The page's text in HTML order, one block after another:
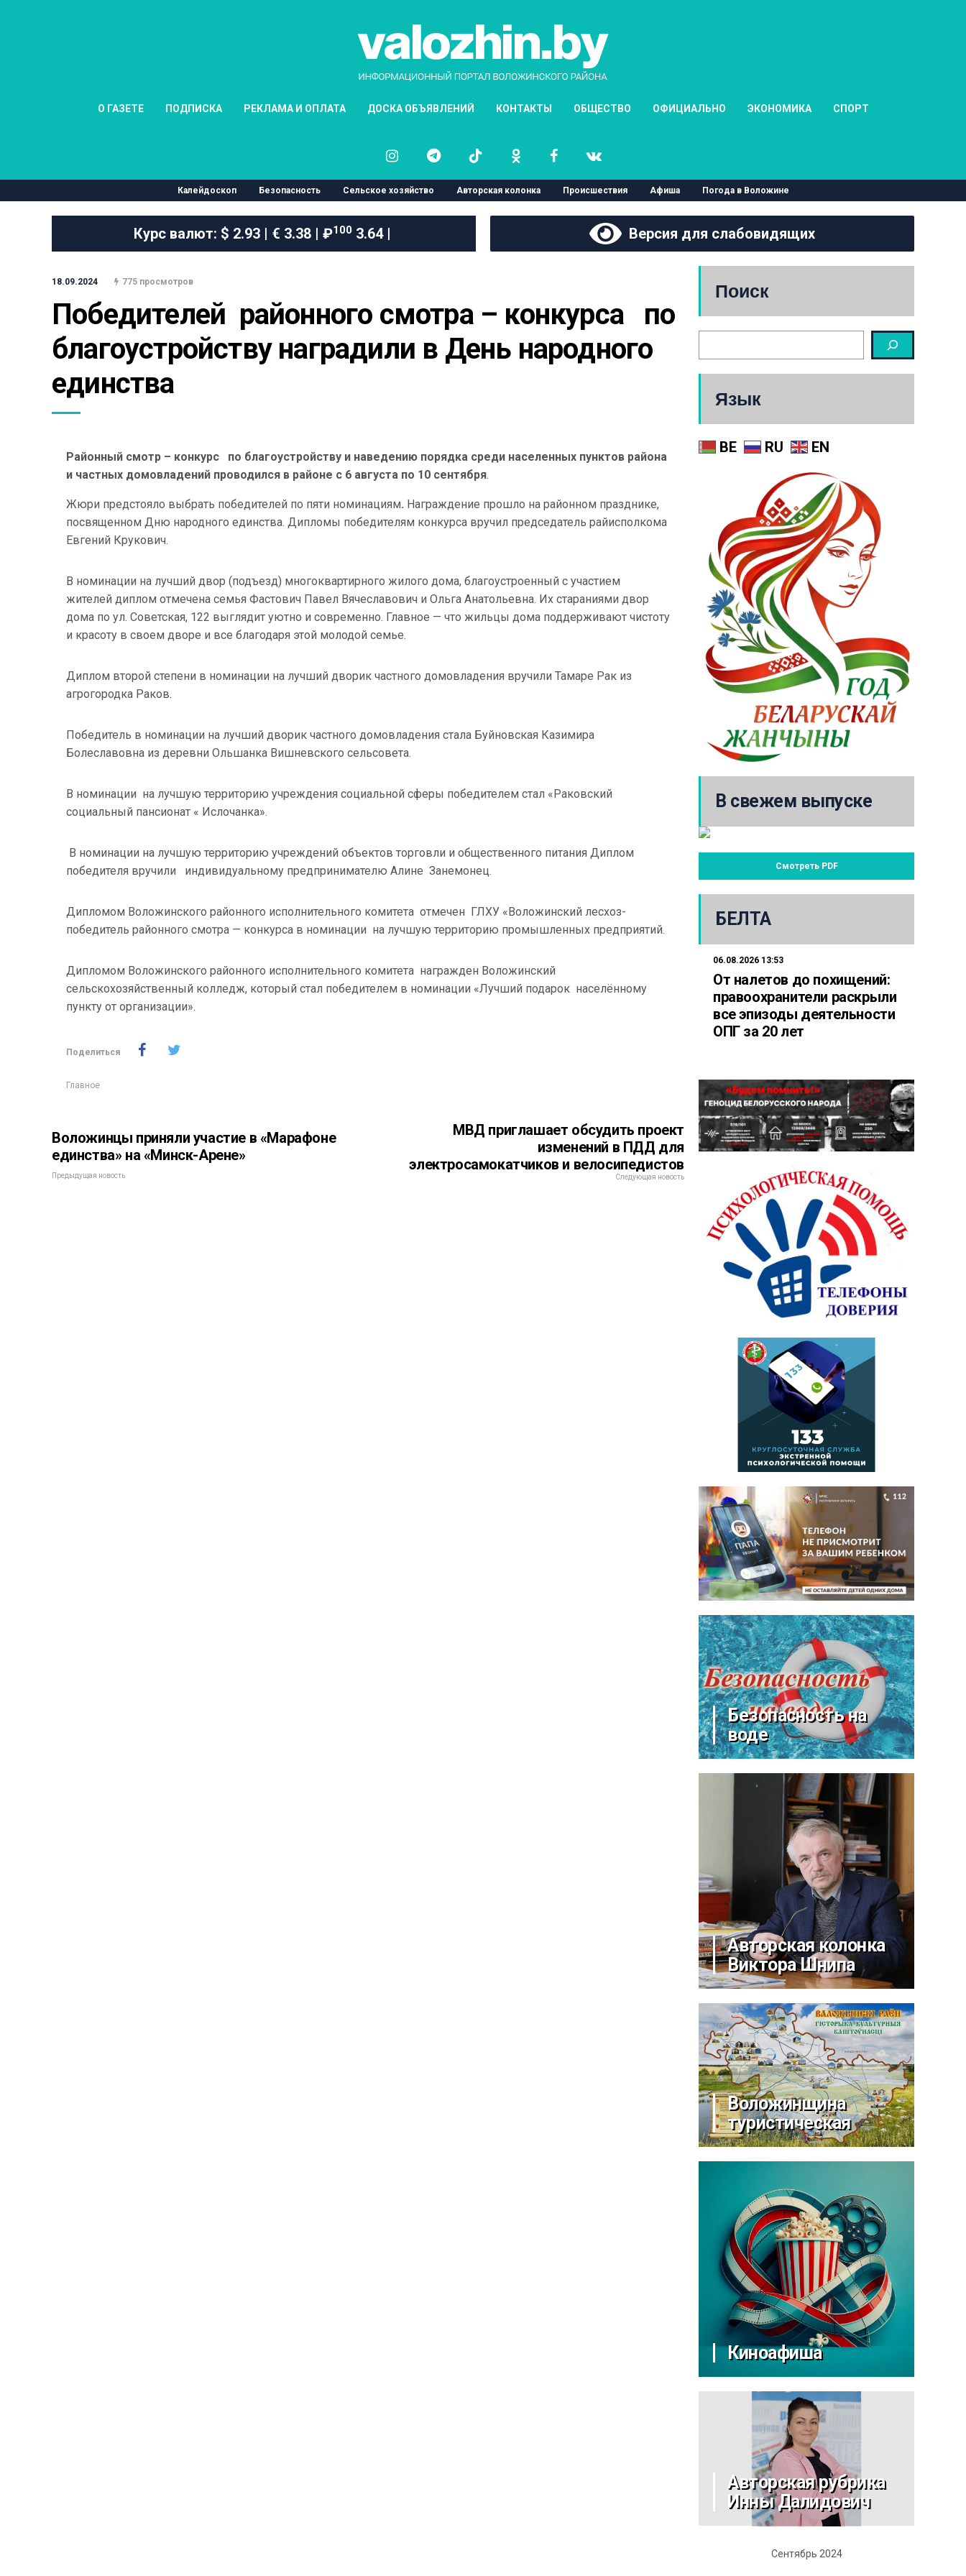
О ГАЗЕТЕ ПОДПИСКА РЕКЛАМА И ОПЛАТА ДОСКА ОБЪЯВЛЕНИЙ КОНТАКТЫ ОБЩЕСТВО ОФИЦИАЛЬНО ЭКОНОМИКА СПОРТ
Калейдоскоп Безопасность Сельское хозяйство Авторская колонка Происшествия Афиша Погода в Воложине
Курс валют: $ 2.93 | € 3.38 | ₽1003.64 | Версия для слабовидящих
18.09.2024 775 просмотров
Победителей  районного смотра – конкурса   по
благоустройству наградили в День народного
единства
Районный смотр – конкурс по благоустройству и наведению порядка среди населенных пунктов района
и частных домовладений проводился в районе с 6 августа по 10 сентября.
Жюри предстояло выбрать победителей по пяти номинациям. Награждение прошло на районном празднике,
посвященном Дню народного единства. Дипломы победителям конкурса вручил председатель райисполкома
Евгений Крукович.
В номинации на лучший двор (подъезд) многоквартирного жилого дома, благоустроенный с участием
жителей диплом отмечена семья Фастович Павел Вячеславович и Ольга Анатольевна. Их стараниями двор
дома по ул. Советская, 122 выглядит уютно и современно. Главное — что жильцы дома поддерживают чистоту
и красоту в своем дворе и все благодаря этой молодой семье.
Диплом второй степени в номинации на лучший дворик частного домовладения вручили Тамаре Рак из
агрогородка Раков.
Победитель в номинации на лучший дворик частного домовладения стала Буйновская Казимира
Болеславовна из деревни Ольшанка Вишневского сельсовета.
В номинации на лучшую территорию учреждения социальной сферы победителем стал «Раковский
социальный пансионат « Ислочанка».
В номинации на лучшую территорию учреждений объектов торговли и общественного питания Диплом
победителя вручили индивидуальному предпринимателю Алине Занемонец.
Дипломом Воложинского районного исполнительного комитета отмечен ГЛХУ «Воложинский лесхоз-
победитель районного смотра — конкурса в номинации на лучшую территорию промышленных предприятий.
Дипломом Воложинского районного исполнительного комитета награжден Воложинский
сельскохозяйственный колледж, который стал победителем в номинации «Лучший подарок населённому
пункту от организации».
Поделиться
Главное
Воложинцы приняли участие в «Марафоне
единства» на «Минск-Арене»
Предыдущая новость
МВД приглашает обсудить проект
изменений в ПДД для
электросамокатчиков и велосипедистов
Следующая новость
Поиск
Язык
BE RU EN
В свежем выпуске
Смотреть PDF
БЕЛТА
06.08.2026 13:53
От налетов до похищений:
правоохранители раскрыли
все эпизоды деятельности
ОПГ за 20 лет
Безопасность на
воде
Авторская колонка
Виктора Шнипа
Воложинщина
туристическая
Киноафиша
Авторская рубрика
Инны Далидович
Сентябрь 2024